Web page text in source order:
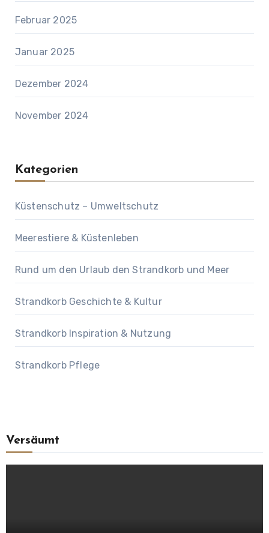
Februar 2025
Januar 2025
Dezember 2024
November 2024
Kategorien
Küstenschutz – Umweltschutz
Meerestiere & Küstenleben
Rund um den Urlaub den Strandkorb und Meer
Strandkorb Geschichte & Kultur
Strandkorb Inspiration & Nutzung
Strandkorb Pflege
Versäumt